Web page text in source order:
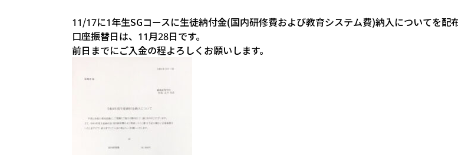
11/17に1年生SGコースに生徒納付金(国内研修費および教育システム費)納入についてを配
口座振替日は、11月28日です。
前日までにご入金の程よろしくお願いします。